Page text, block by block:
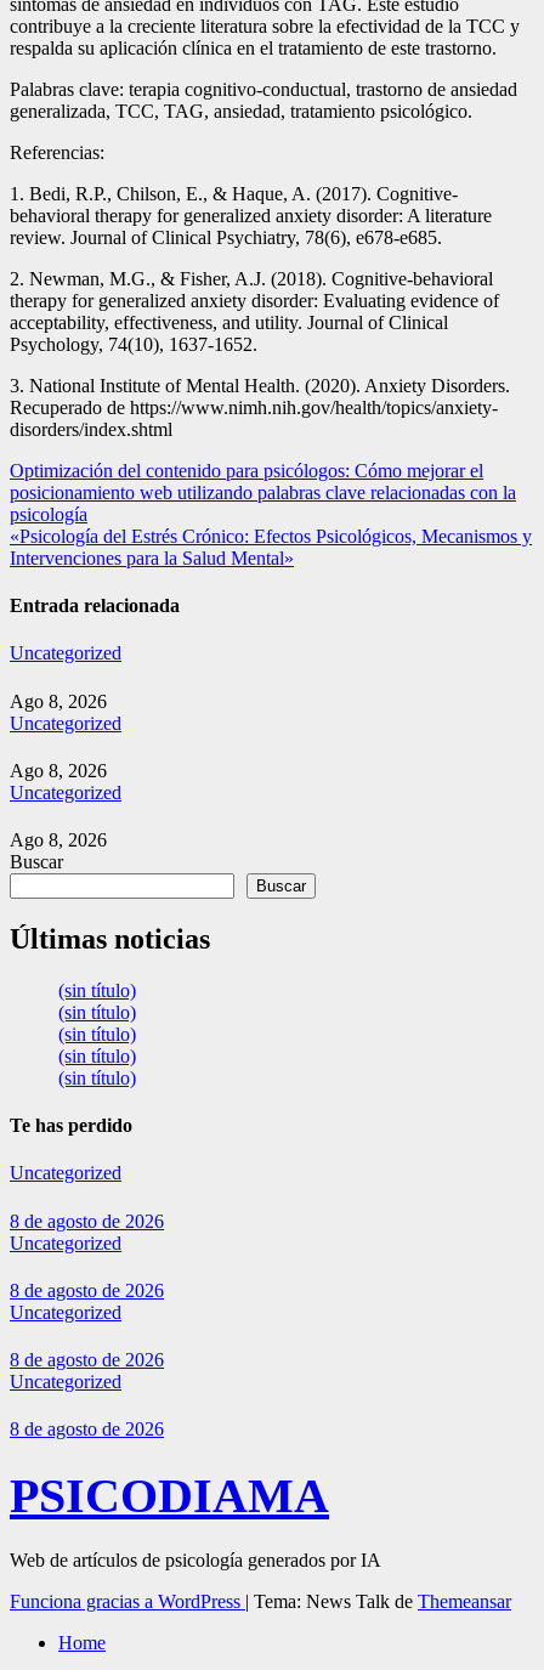
contribuye a la creciente literatura sobre la efectividad de la TCC y
respalda su aplicación clínica en el tratamiento de este trastorno.
Palabras clave: terapia cognitivo-conductual, trastorno de ansiedad
generalizada, TCC, TAG, ansiedad, tratamiento psicológico.
Referencias:
1. Bedi, R.P., Chilson, E., & Haque, A. (2017). Cognitive-
behavioral therapy for generalized anxiety disorder: A literature
review. Journal of Clinical Psychiatry, 78(6), e678-e685.
2. Newman, M.G., & Fisher, A.J. (2018). Cognitive-behavioral
therapy for generalized anxiety disorder: Evaluating evidence of
acceptability, effectiveness, and utility. Journal of Clinical
Psychology, 74(10), 1637-1652.
3. National Institute of Mental Health. (2020). Anxiety Disorders.
Recuperado de https://www.nimh.nih.gov/health/topics/anxiety-
disorders/index.shtml
Navegación
de
entradas
Optimización del contenido para psicólogos: Cómo mejorar el
posicionamiento web utilizando palabras clave relacionadas con la
psicología
«Psicología del Estrés Crónico: Efectos Psicológicos, Mecanismos y
Intervenciones para la Salud Mental»
Entrada relacionada
Uncategorized
Ago 8, 2026
Uncategorized
Ago 8, 2026
Uncategorized
Ago 8, 2026
Buscar
Buscar
Últimas noticias
(sin título)
(sin título)
(sin título)
(sin título)
(sin título)
Te has perdido
Uncategorized
8 de agosto de 2026
Uncategorized
8 de agosto de 2026
Uncategorized
8 de agosto de 2026
Uncategorized
8 de agosto de 2026
PSICODIAMA
Web de artículos de psicología generados por IA
Funciona gracias a WordPress | Tema: News Talk de Themeansar
Home